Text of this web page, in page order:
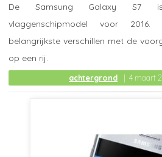
achtergrond 4 maart
De Samsung Galaxy S7 is
vlaggenschipmodel voor
belangrijkste verschillen met de
op een rij.